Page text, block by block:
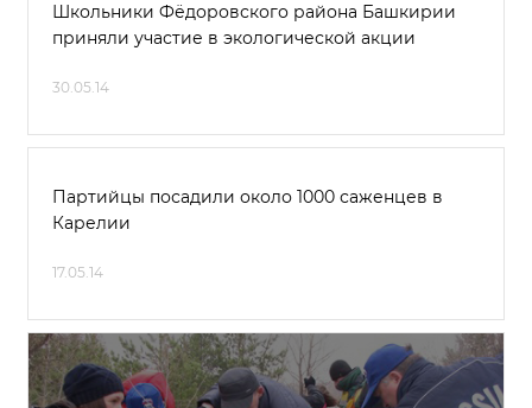
Школьники Фёдоровского района Башкирии
приняли участие в экологической акции
30.05.14
Партийцы посадили около 1000 саженцев в
Карелии
17.05.14